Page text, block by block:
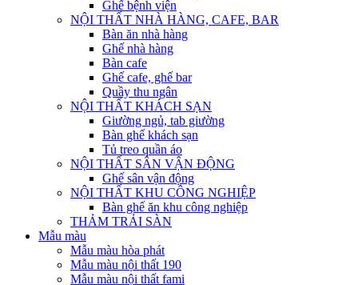
Ghế bệnh viện
NỘI THẤT NHÀ HÀNG, CAFE, BAR
Bàn ăn nhà hàng
Ghế nhà hàng
Bàn cafe
Ghế cafe, ghế bar
Quầy thu ngân
NỘI THẤT KHÁCH SẠN
Giường ngủ, tab giường
Bàn ghế khách sạn
Tủ treo quần áo
NỘI THẤT SÂN VẬN ĐỘNG
Ghế sân vận động
NỘI THẤT KHU CÔNG NGHIỆP
Bàn ghế ăn khu công nghiệp
THẢM TRẢI SÀN
Mẫu màu
Mẫu màu hòa phát
Mẫu màu nội thất 190
Mẫu màu nội thất fami